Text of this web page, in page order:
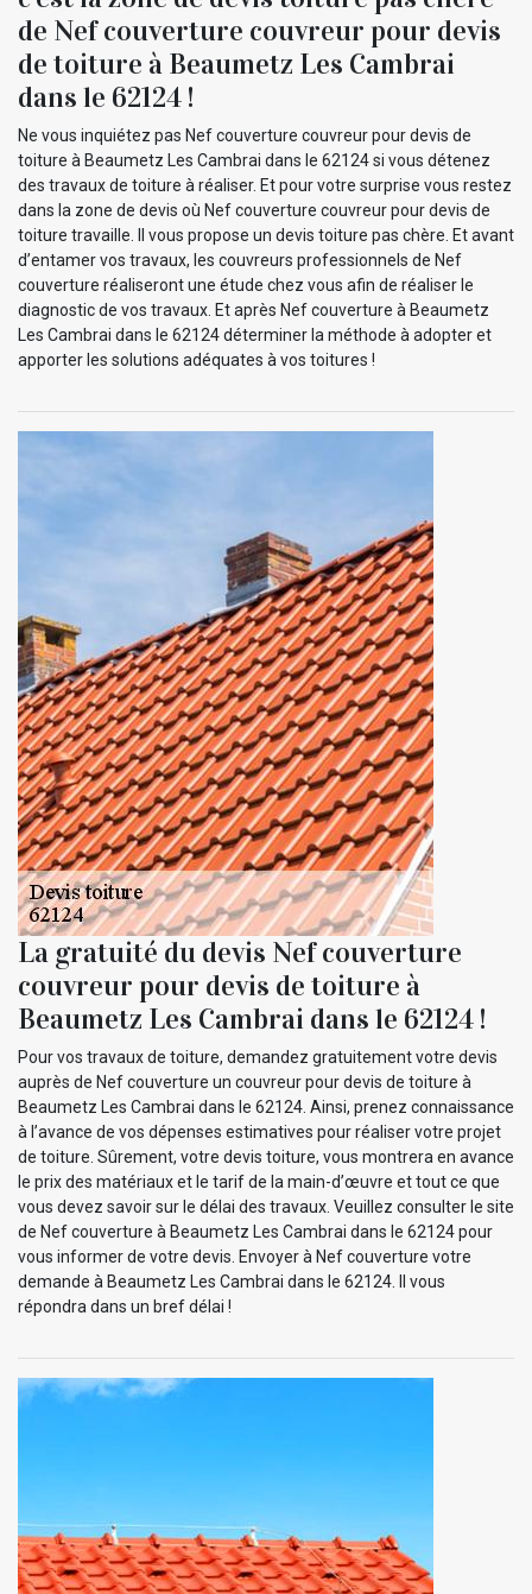
de Nef couverture couvreur pour devis
de toiture à Beaumetz Les Cambrai
dans le 62124 !
Ne vous inquiétez pas Nef couverture couvreur pour devis de
toiture à Beaumetz Les Cambrai dans le 62124 si vous détenez
des travaux de toiture à réaliser. Et pour votre surprise vous restez
dans la zone de devis où Nef couverture couvreur pour devis de
toiture travaille. Il vous propose un devis toiture pas chère. Et avant
d’entamer vos travaux, les couvreurs professionnels de Nef
couverture réaliseront une étude chez vous afin de réaliser le
diagnostic de vos travaux. Et après Nef couverture à Beaumetz
Les Cambrai dans le 62124 déterminer la méthode à adopter et
apporter les solutions adéquates à vos toitures !
La gratuité du devis Nef couverture
couvreur pour devis de toiture à
Beaumetz Les Cambrai dans le 62124 !
Pour vos travaux de toiture, demandez gratuitement votre devis
auprès de Nef couverture un couvreur pour devis de toiture à
Beaumetz Les Cambrai dans le 62124. Ainsi, prenez connaissance
à l’avance de vos dépenses estimatives pour réaliser votre projet
de toiture. Sûrement, votre devis toiture, vous montrera en avance
le prix des matériaux et le tarif de la main-d’œuvre et tout ce que
vous devez savoir sur le délai des travaux. Veuillez consulter le site
de Nef couverture à Beaumetz Les Cambrai dans le 62124 pour
vous informer de votre devis. Envoyer à Nef couverture votre
demande à Beaumetz Les Cambrai dans le 62124. Il vous
répondra dans un bref délai !